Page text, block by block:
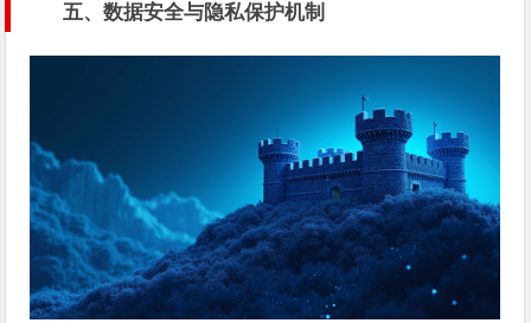
五、数据安全与隐私保护机制